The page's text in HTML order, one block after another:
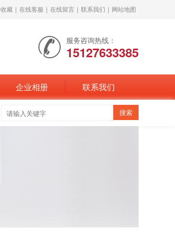
藏 | 在线客服 | 在线留言 | 联系我们 | 网站地图
服务咨询热线：
15127633385
企业相册 联系我们